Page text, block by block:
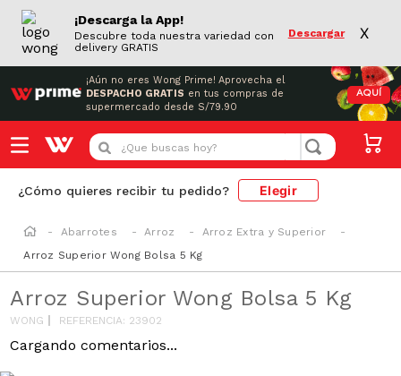
¡Descarga la App!
Descubre toda nuestra variedad con
delivery GRATIS
Descargar X
¡Aún no eres Wong Prime! Aprovecha el
DESPACHO GRATIS en tus compras de
supermercado desde S/79.90
AQUÍ
¿Que buscas hoy?
¿Cómo quieres recibir tu pedido? Elegir
Abarrotes Arroz
Arroz Extra y Superior
Arroz Superior Wong Bolsa 5 Kg
Arroz Superior Wong Bolsa 5 Kg
WONG REFERENCIA: 23902
Cargando comentarios...